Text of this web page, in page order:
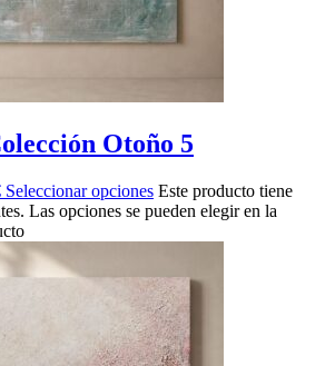
Otoño 5
Seleccionar opciones Este producto tiene
Las opciones se pueden elegir en la